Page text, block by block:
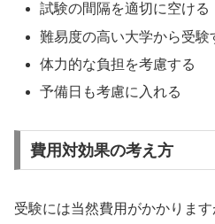
試験の間隔を適切に空ける
難易度の高い大学から受験
体力的な負担を考慮する
予備日も考慮に入れる
費用対効果の考え方
受験には当然費用がかかりま